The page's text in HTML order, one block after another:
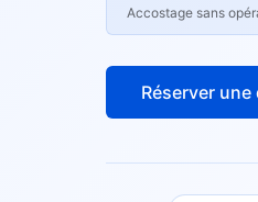
Accostage sans
Réserver